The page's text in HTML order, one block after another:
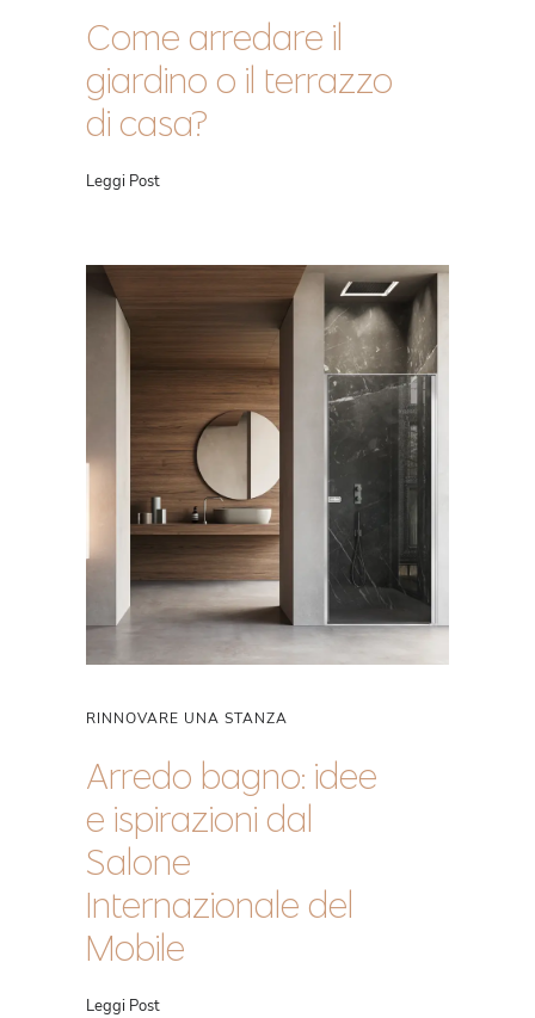
Come arredare il
giardino o il terrazzo
di casa?
Leggi Post
RINNOVARE UNA STANZA
Arredo bagno: idee
e ispirazioni dal
Salone
Internazionale del
Mobile
Leggi Post